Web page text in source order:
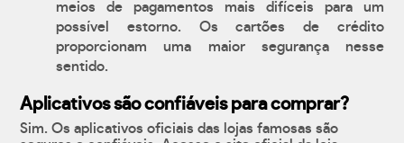
meios de pagamentos mais difíceis para um
possível estorno. Os cartões de crédito
proporcionam uma maior segurança nesse
sentido.
Aplicativos são confiáveis para comprar?
Sim. Os aplicativos oficiais das lojas famosas são